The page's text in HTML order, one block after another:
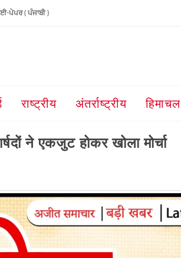
ਈ-ਪੇਪਰ ( ਪੰਜਾਬੀ )
राष्ट्रीय अंतर्राष्ट्रीय हिमाचल
ने एकजुट होकर खोला मोर्चा